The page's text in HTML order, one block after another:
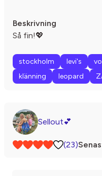
Beskrivning
Så fin!💖
stockholm levi's
klänning
leopard
Sellout💕
(23)